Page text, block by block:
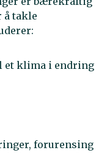
å takle
et klima i endring
forurensing